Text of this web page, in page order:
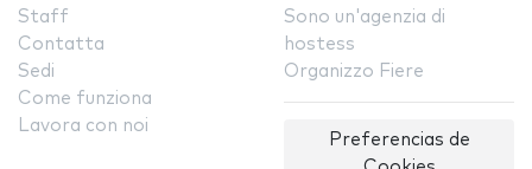
Staff
Contatta
Sedi
Come funziona
Lavora con noi
Sono un'agenzia di
hostess
Organizzo Fiere
Preferencias de